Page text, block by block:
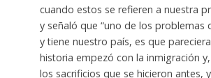
cuando estos se refieren a nuestra
y señaló que “uno de los problemas
y tiene nuestro país, es que
historia empezó con la inmigración
los sacrificios que se hicieron antes,